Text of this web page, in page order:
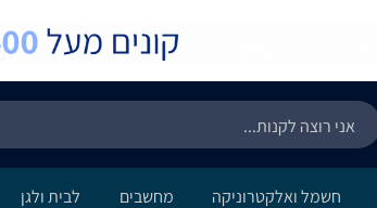
חשמל ואלקטרוניקה מחשבים לבית ולגן